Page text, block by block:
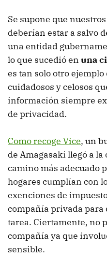
Se supone que
deberían estar a salvo
una entidad
lo que sucedió en una
es tan solo otro ejemplo
cuidadosos y celosos
información siempre
de privacidad.
Como recoge Vice, un
de Amagasaki llegó a
camino más adecuado
hogares cumplían con
exenciones de
compañía privada para
tarea. Ciertamente, no
compañía ya que
sensible.